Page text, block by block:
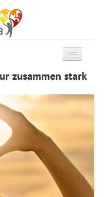
zusammen stark